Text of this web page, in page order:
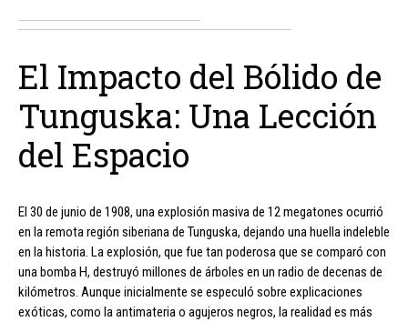
El Impacto del Bólido de
Tunguska: Una Lección
del Espacio
El 30 de junio de 1908, una explosión masiva de 12 megatones ocurrió
en la remota región siberiana de Tunguska, dejando una huella indeleble
en la historia. La explosión, que fue tan poderosa que se comparó con
una bomba H, destruyó millones de árboles en un radio de decenas de
kilómetros. Aunque inicialmente se especuló sobre explicaciones
exóticas, como la antimateria o agujeros negros, la realidad es más